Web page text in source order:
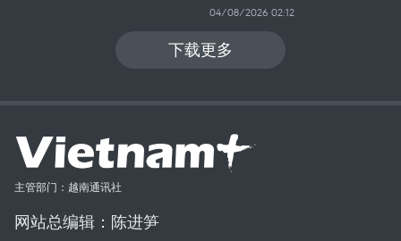
04/08/2026 02:12
下载更多
主管部门：越南通讯社
网站总编辑：陈进笋